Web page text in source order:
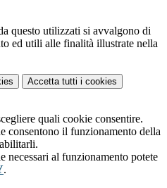
questo utilizzati si avvalgono di
ed utili alle finalità illustrate nella
Accetta tutti i cookies
quali cookie consentire.
consentono il funzionamento della
necessari al funzionamento potete
.